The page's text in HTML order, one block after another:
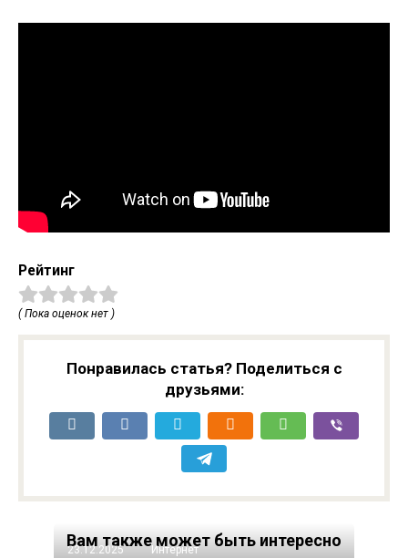
Рейтинг
( Пока оценок нет )
Понравилась статья? Поделиться с
друзьями:
Вам также может быть интересно
23.12.2025 Интернет